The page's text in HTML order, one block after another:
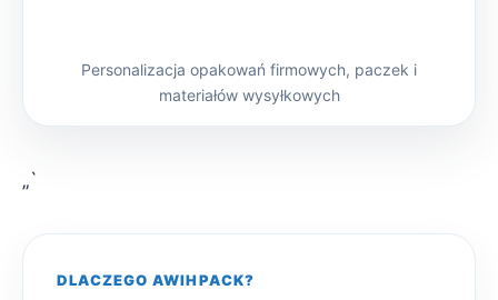
Personalizacja opakowań firmowych, paczek i
materiałów wysyłkowych
„`
DLACZEGO AWIHPACK?